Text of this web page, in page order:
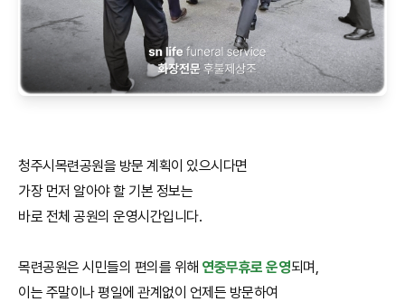
청주시목련공원을 방문 계획이 있으시다면
가장 먼저 알아야 할 기본 정보는
바로 전체 공원의 운영시간입니다.
목련공원은 시민들의 편의를 위해 연중무휴로 운영되며,
이는 주말이나 평일에 관계없이 언제든 방문하여